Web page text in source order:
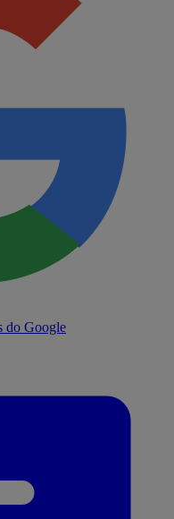
do Google